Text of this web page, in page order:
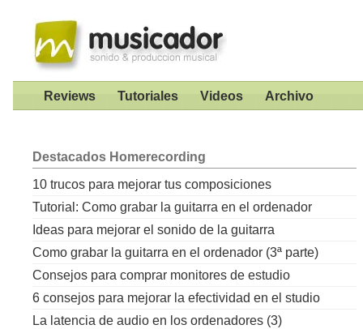
Reviews Tutoriales Videos Archivo
Destacados Homerecording
10 trucos para mejorar tus composiciones
Tutorial: Como grabar la guitarra en el ordenador
Ideas para mejorar el sonido de la guitarra
Como grabar la guitarra en el ordenador (3ª parte)
Consejos para comprar monitores de estudio
6 consejos para mejorar la efectividad en el studio
La latencia de audio en los ordenadores (3)